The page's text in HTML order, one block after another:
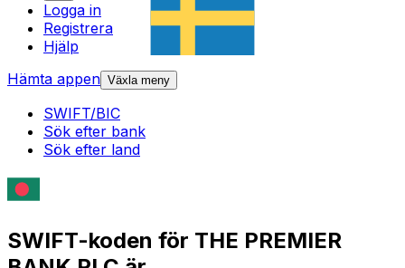
Logga in
Registrera
Hjälp
Hämta appen Växla meny
SWIFT/BIC
Sök efter bank
Sök efter land
SWIFT-koden för THE PREMIER